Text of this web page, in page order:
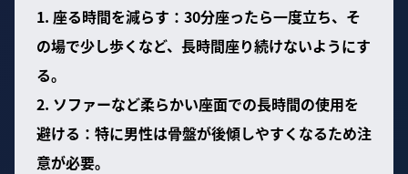
1. 座る時間を減らす：30分座ったら一度立ち、そ
の場で少し歩くなど、長時間座り続けないようにす
る。
2. ソファーなど柔らかい座面での長時間の使用を
避ける：特に男性は骨盤が後傾しやすくなるため注
意が必要。